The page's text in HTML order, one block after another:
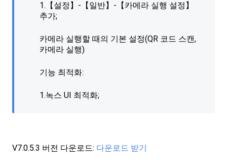
1.【설정】-【일반】-【카메라 실행 설정】
추가;
카메라 실행할 때의 기본 설정(QR 코드 스캔,
카메라 실행)
기능 최적화:
1.녹스 UI 최적화;
V7.0.5.3 버전 다운로드: 다운로드 받기